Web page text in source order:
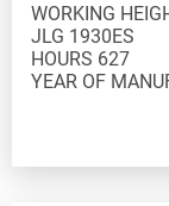
WORKING
JLG 1930ES
HOURS 627
YEAR OF